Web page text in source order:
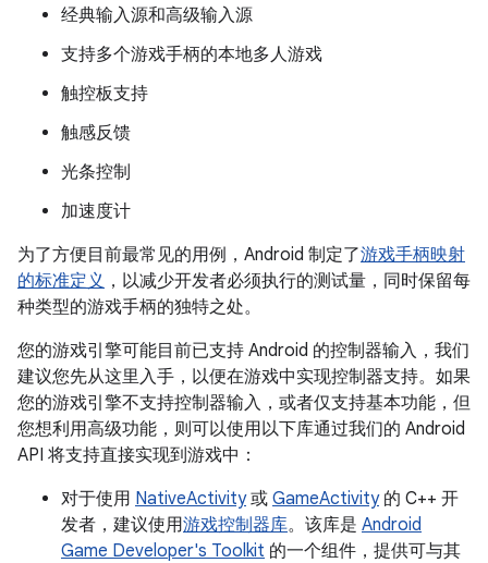
经典输入源和高级输入源
支持多个游戏手柄的本地多人游戏
触控板支持
触感反馈
光条控制
加速度计
为了方便目前最常见的用例，Android 制定了游戏手柄映射
的标准定义 ，以减少开发者必须执行的测试量，同时保留每
种类型的游戏手柄的独特之处。
您的游戏引擎可能目前已支持 Android 的控制器输入，我们
建议您先从这里入手，以便在游戏中实现控制器支持。如果
您的游戏引擎不支持控制器输入，或者仅支持基本功能，但
您想利用高级功能，则可以使用以下库通过我们的 Android
API 将支持直接实现到游戏中：
对于使用 NativeActivity或 GameActivity的 C++ 开
发者，建议使用游戏控制器库。该库是 Android
Game Developer's Toolkit 的一个组件，提供可与其